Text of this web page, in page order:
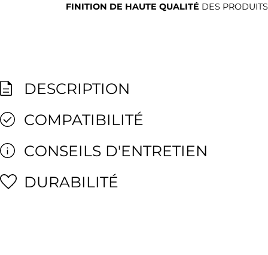
FINITION DE HAUTE QUALITÉ DES PRODUITS
DESCRIPTION
COMPATIBILITÉ
CONSEILS D'ENTRETIEN
DURABILITÉ